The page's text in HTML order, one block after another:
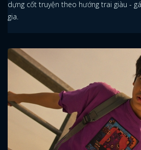
dựng cốt truyện theo hướng trai giàu -
gia.